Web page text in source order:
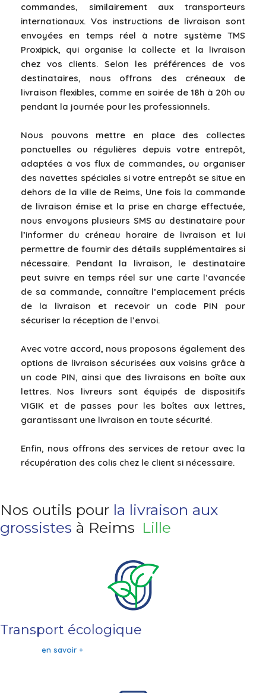
commandes, similairement aux transporteurs
internationaux. Vos instructions de livraison sont
envoyées en temps réel à notre système TMS
Proxipick, qui organise la collecte et la livraison
chez vos clients. Selon les préférences de vos
destinataires, nous offrons des créneaux de
livraison flexibles, comme en soirée de 18h à 20h ou
pendant la journée pour les professionnels.
Nous pouvons mettre en place des collectes
ponctuelles ou régulières depuis votre entrepôt,
adaptées à vos flux de commandes, ou organiser
des navettes spéciales si votre entrepôt se situe en
dehors de la ville de Reims, Une fois la commande
de livraison émise et la prise en charge effectuée,
nous envoyons plusieurs SMS au destinataire pour
l’informer du créneau horaire de livraison et lui
permettre de fournir des détails supplémentaires si
nécessaire. Pendant la livraison, le destinataire
peut suivre en temps réel sur une carte l’avancée
de sa commande, connaître l’emplacement précis
de la livraison et recevoir un code PIN pour
sécuriser la réception de l’envoi.
Avec votre accord, nous proposons également des
options de livraison sécurisées aux voisins grâce à
un code PIN, ainsi que des livraisons en boîte aux
lettres. Nos livreurs sont équipés de dispositifs
VIGIK et de passes pour les boîtes aux lettres,
garantissant une livraison en toute sécurité.
Enfin, nous offrons des services de retour avec la
récupération des colis chez le client si nécessaire.
Nos outils pour la livraison aux
grossistes à Reims Lille
Transport écologique
en savoir +